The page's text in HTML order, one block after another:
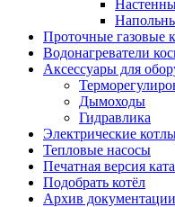
Проточные газовые
Водонагреватели
Аксессуары для
Дымоходы
Гидравлика
Электрические
Тепловые насосы
Печатная версия
Подобрать котёл
Архив документации